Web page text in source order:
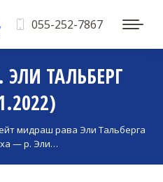
055-252-7867
ТАЛЬБЕРГ
мидраш рава Эли Тальберга
— р. Эли…